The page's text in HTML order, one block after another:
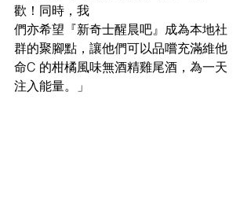
歡！同時，我
們亦希望『新奇士醒晨吧』成為本地社
群的聚腳點，讓他們可以品嚐充滿維他
命C 的柑橘風味無酒精雞尾酒，為一天
注入能量。」